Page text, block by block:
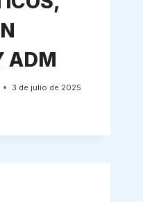
ADM
3 de julio de 2025